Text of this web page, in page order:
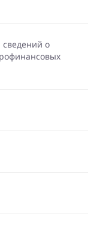
о